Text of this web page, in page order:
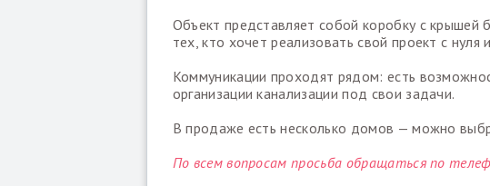
Объект представляет собой коробку с крышей
тех, кто хочет реализовать свой проект с
Коммуникации проходят рядом: есть
организации канализации под свои задачи.
В продаже есть несколько домов — можно
По всем вопросам просьба обращаться по